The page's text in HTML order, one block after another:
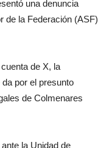
una denuncia
de la Federación (ASF)
de X, la
por el presunto
de Colmenares
la Unidad de